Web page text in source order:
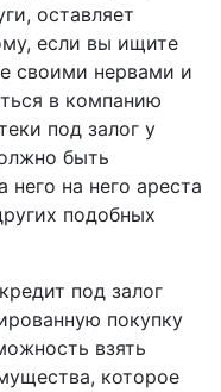
оставляет
если вы ищите
своими нервами и
в компанию
под залог у
быть
на него ареста
подобных
под залог
покупку
взять
которое